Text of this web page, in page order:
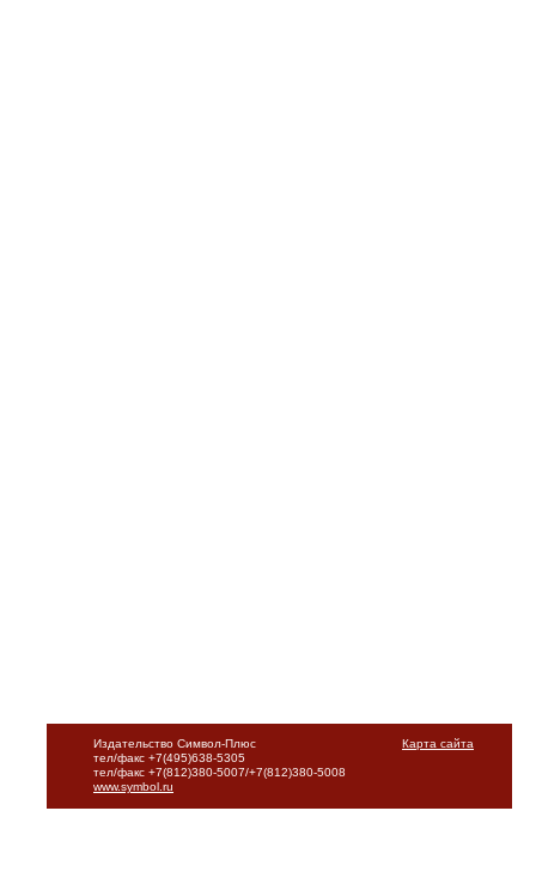
Карта сайта
Издательство Символ-Плюс
тел/факс +7(495)638-5305
тел/факс +7(812)380-5007/+7(812)380-5008
www.symbol.ru